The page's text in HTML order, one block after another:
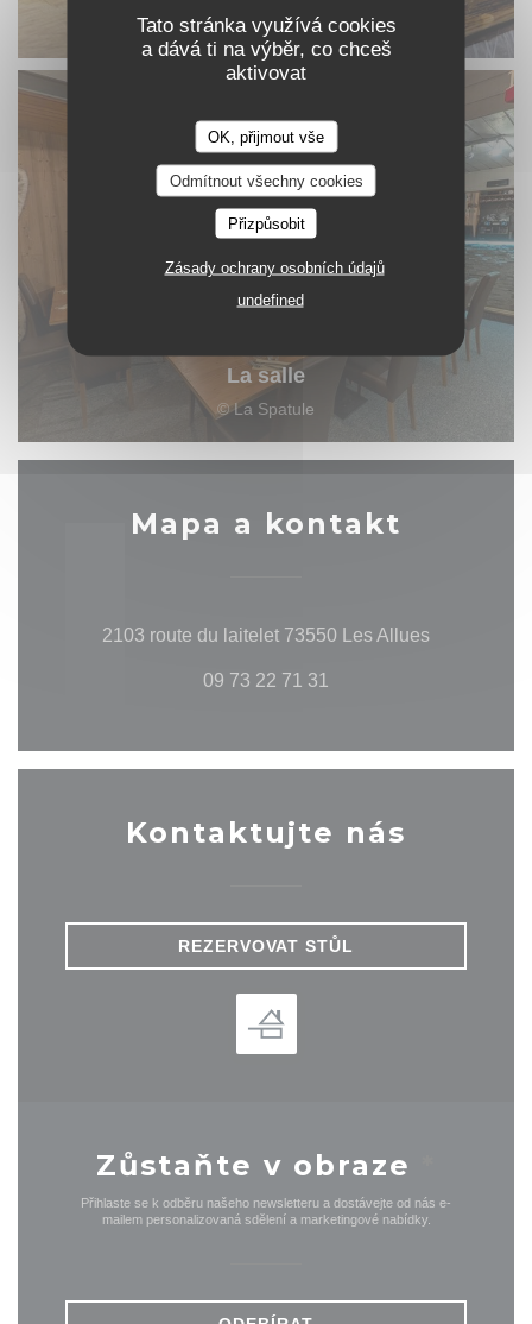
Tato stránka využívá cookies
a dává ti na výběr, co chceš
aktivovat
OK, přijmout vše
Odmítnout všechny cookies
Přizpůsobit
Zásady ochrany osobních údajů
undefined
© La Spatule
La salle
© La Spatule
Mapa a kontakt
2103 route du laitelet 73550 Les Allues((otevře se
09 73 22 71 31
Kontaktujte nás
REZERVOVAT STŮL
Zůstaňte v obraze
Přihlaste se k odběru našeho newsletteru a dostávejte od nás e-
mailem personalizovaná sdělení a marketingové nabídky.